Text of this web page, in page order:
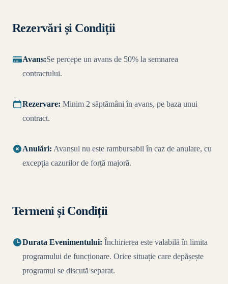
Rezervări și Condiții
Avans:Se percepe un avans de 50% la semnarea
contractului.
Rezervare: Minim 2 săptămâni în avans, pe baza unui
contract.
Anulări: Avansul nu este rambursabil în caz de anulare, cu
excepția cazurilor de forță majoră.
Termeni și Condiții
Durata Evenimentului: Închirierea este valabilă în limita
programului de funcționare. Orice situație care depășește
programul se discută separat.